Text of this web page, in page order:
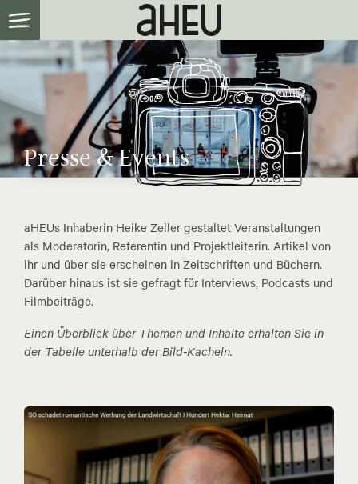
Presse & Events
aHEUs Inhaberin Heike Zeller gestaltet Veranstaltungen
als Moderatorin, Referentin und Projektleiterin. Artikel von
ihr und über sie erscheinen in Zeitschriften und Büchern.
Darüber hinaus ist sie gefragt für Interviews, Podcasts und
Filmbeiträge.
Einen Überblick über Themen und Inhalte erhalten Sie in
der Tabelle unterhalb der Bild-Kacheln.